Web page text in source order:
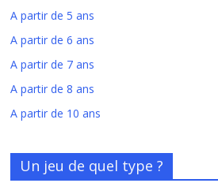
A partir de 5 ans
A partir de 6 ans
A partir de 7 ans
A partir de 8 ans
A partir de 10 ans
Un jeu de quel type ?